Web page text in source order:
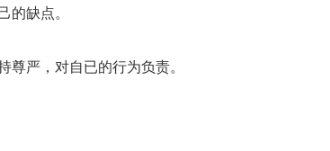
的缺点。
尊严，对自已的行为负责。